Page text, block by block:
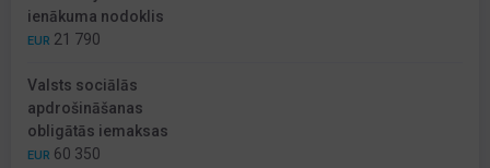
ienākuma nodoklis
EUR 21 790
Valsts sociālās
apdrošināšanas
obligātās iemaksas
EUR 60 350